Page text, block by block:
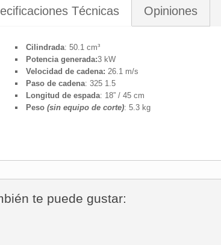
Técnicas Opiniones
Cilindrada: 50.1 cm³
Potencia generada:3 kW
Velocidad de cadena: 26.1 m/s
Paso de cadena: 325 1.5
Longitud de espada: 18” / 45 cm
Peso (sin equipo de corte): 5.3 kg
te puede gustar: